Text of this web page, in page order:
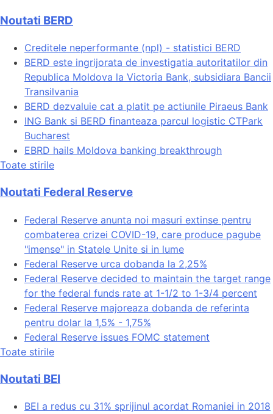
Noutati BERD
Creditele neperformante (npl) - statistici BERD
BERD este ingrijorata de investigatia autoritatilor din
Republica Moldova la Victoria Bank, subsidiara Bancii
Transilvania
BERD dezvaluie cat a platit pe actiunile Piraeus Bank
ING Bank si BERD finanteaza parcul logistic CTPark
Bucharest
EBRD hails Moldova banking breakthrough
Toate stirile
Noutati Federal Reserve
Federal Reserve anunta noi masuri extinse pentru
combaterea crizei COVID-19, care produce pagube
"imense" in Statele Unite si in lume
Federal Reserve urca dobanda la 2,25%
Federal Reserve decided to maintain the target range
for the federal funds rate at 1-1/2 to 1-3/4 percent
Federal Reserve majoreaza dobanda de referinta
pentru dolar la 1,5% - 1,75%
Federal Reserve issues FOMC statement
Toate stirile
Noutati BEI
BEI a redus cu 31% sprijinul acordat Romaniei in 2018